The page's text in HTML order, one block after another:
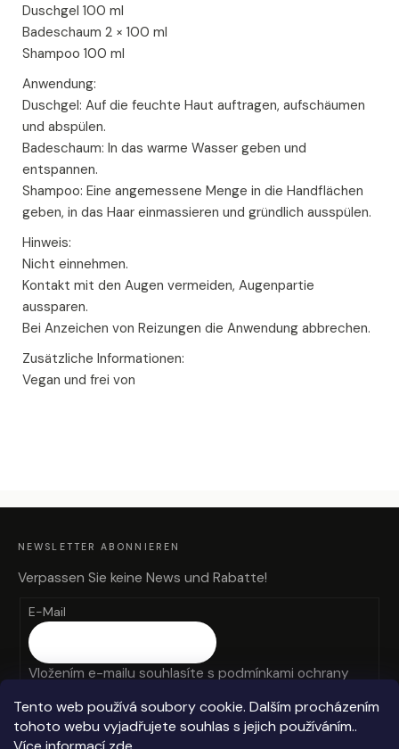
Tento web používá soubory cookie. Dalším procházením
tohoto webu vyjadřujete souhlas s jejich používáním..
Duschgel 100 ml
Badeschaum 2 × 100 ml
Shampoo 100 ml
Anwendung:
Duschgel: Auf die feuchte Haut auftragen, aufschäumen
und abspülen.
Badeschaum: In das warme Wasser geben und
entspannen.
Shampoo: Eine angemessene Menge in die Handflächen
geben, in das Haar einmassieren und gründlich ausspülen.
Hinweis:
Nicht einnehmen.
Kontakt mit den Augen vermeiden, Augenpartie
aussparen.
Bei Anzeichen von Reizungen die Anwendung abbrechen.
Zusätzliche Informationen:
Vegan und frei von
F
NEWSLETTER ABONNIEREN
Verpassen Sie keine News und Rabatte!
E-Mail
Vložením e-mailu souhlasíte s podmínkami ochrany
ANMELDEN